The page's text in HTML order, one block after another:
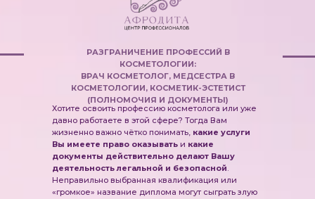
РАЗГРАНИЧЕНИЕ ПРОФЕССИЙ В
КОСМЕТОЛОГИИ:
ВРАЧ КОСМЕТОЛОГ, МЕДСЕСТРА В
КОСМЕТОЛОГИИ, КОСМЕТИК-ЭСТЕТИСТ
(ПОЛНОМОЧИЯ И ДОКУМЕНТЫ)
Хотите освоить профессию косметолога или уже
давно работаете в этой сфере? Тогда Вам
жизненно важно чётко понимать, какие услуги
Вы имеете право оказывать и какие
документы действительно делают Вашу
деятельность легальной и безопасной.
Неправильно выбранная квалификация или
«громкое» название диплома могут сыграть злую